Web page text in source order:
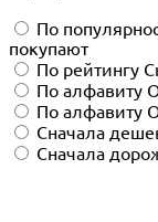
По
покупают
По рейтингу
По алфавиту
По алфавиту
Сначала
Сначала